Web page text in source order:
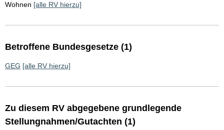
Wohnen [alle RV hierzu]
Betroffene Bundesgesetze (1)
GEG [alle RV hierzu]
Zu diesem RV abgegebene grundlegende
Stellungnahmen/Gutachten (1)